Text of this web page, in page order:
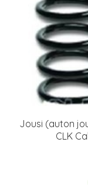
Jousi (auton
CLK